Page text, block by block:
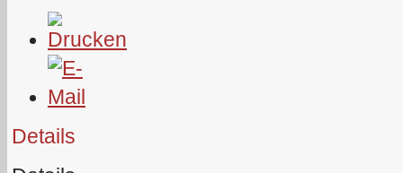
Details